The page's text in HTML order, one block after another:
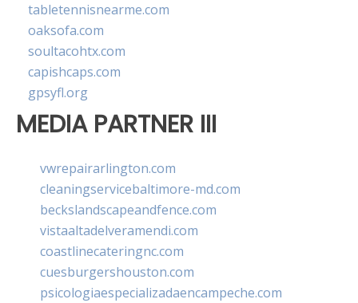
tabletennisnearme.com
oaksofa.com
soultacohtx.com
capishcaps.com
gpsyfl.org
MEDIA PARTNER III
vwrepairarlington.com
cleaningservicebaltimore-md.com
beckslandscapeandfence.com
vistaaltadelveramendi.com
coastlinecateringnc.com
cuesburgershouston.com
psicologiaespecializadaencampeche.com